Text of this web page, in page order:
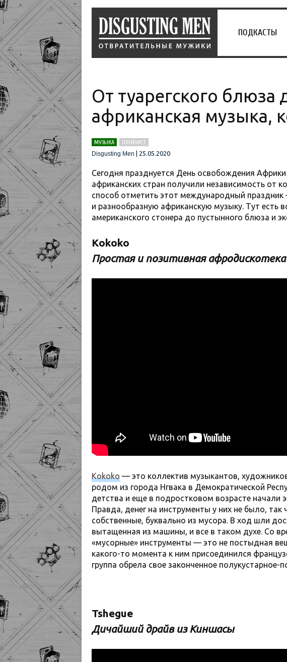
ПОДКАСТЫ
От туарегского блюза
африканская
МУЗЫКА
ПЛЕЙЛИСТ
Disgusting Men
25.05.2020
Сегодня празднуется День освобождения
африканских стран получили независимость от
способ отметить этот международный
и разнообразную африканскую музыку. Тут есть
американского стонера до пустынного блюза и
Kokoko
Простая и позитивная афродискотека
Kokoko — это коллектив музыкантов,
родом из города Нгвака в Демократической
детства и еще в подростковом возрасте начали
Правда, денег на инструменты у них не было, так
собственные, буквально из мусора. В ход шли
вытащенная из машины, и все в таком духе. Со
«мусорные» инструменты — это не постыдная
какого-то момента к ним присоединился
группа обрела свое законченное полукустарное-
Tshegue
Дичайший драйв из Киншасы